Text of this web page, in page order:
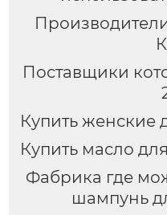
Поставщики
Купить женские
Купить масло
Фабрика где
шампунь